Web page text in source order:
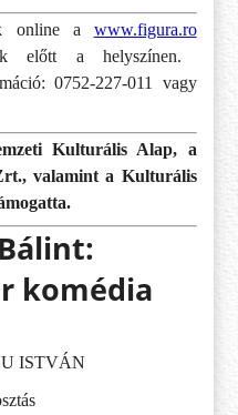
online a www.figura.ro
előtt a helyszínen.
0752-227-011 vagy
Kulturális Alap, a
valamint a Kulturális
komédia
ISTVÁN